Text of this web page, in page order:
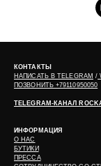
КОНТАКТЫ
НАПИСАТЬ ВTELEGRAM /
ПОЗВОНИТЬ +79110950050
TELEGRAM-КАНАЛ
ИНФОРМАЦИЯ
О НАС
БУТИКИ
ПРЕССА